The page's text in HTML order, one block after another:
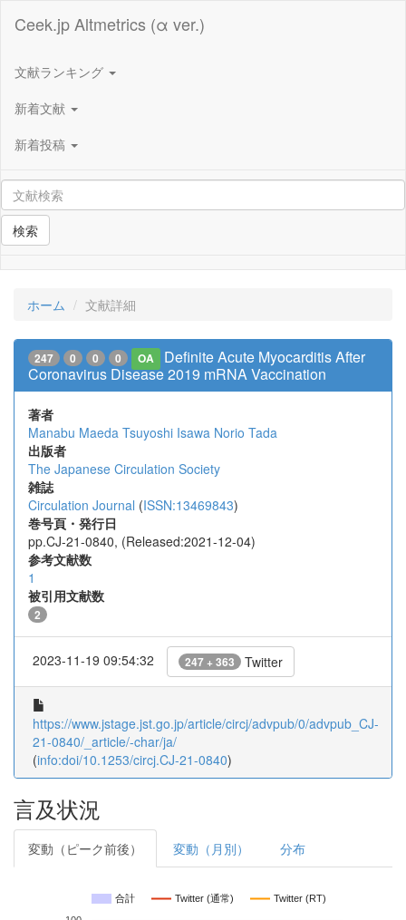
Ceek.jp Altmetrics (α ver.)
文献ランキング
新着文献
新着投稿
検索
ホーム 文献詳細
247 0 0 0 OA
Definite Acute Myocarditis After
Coronavirus Disease 2019 mRNA Vaccination
著者
Manabu Maeda Tsuyoshi Isawa Norio Tada
出版者
The Japanese Circulation Society
雑誌
Circulation Journal (ISSN:13469843)
巻号頁・発行日
pp.CJ-21-0840, (Released:2021-12-04)
参考文献数
1
被引用文献数
2
2023-11-19 09:54:32 247 + 363 Twitter
https://www.jstage.jst.go.jp/article/circj/advpub/0/advpub_CJ-
21-0840/_article/-char/ja/
(info:doi/10.1253/circj.CJ-21-0840)
言及状況
変動（ピーク前後） 変動（月別） 分布
合計 Twitter (通常) Twitter (RT)